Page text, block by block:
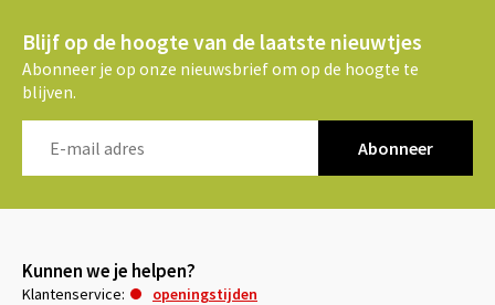
Blijf op de hoogte van de laatste nieuwtjes
Abonneer je op onze nieuwsbrief om op de hoogte te
blijven.
Abonneer
Kunnen we je helpen?
Klantenservice:
openingstijden